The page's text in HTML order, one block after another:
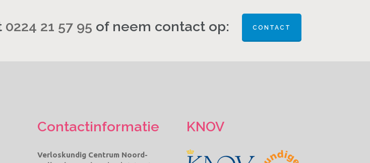
0224 21 57 95 of neem contact op: CONTACT
Contactinformatie
Verloskundig Centrum Noord-
KNOV